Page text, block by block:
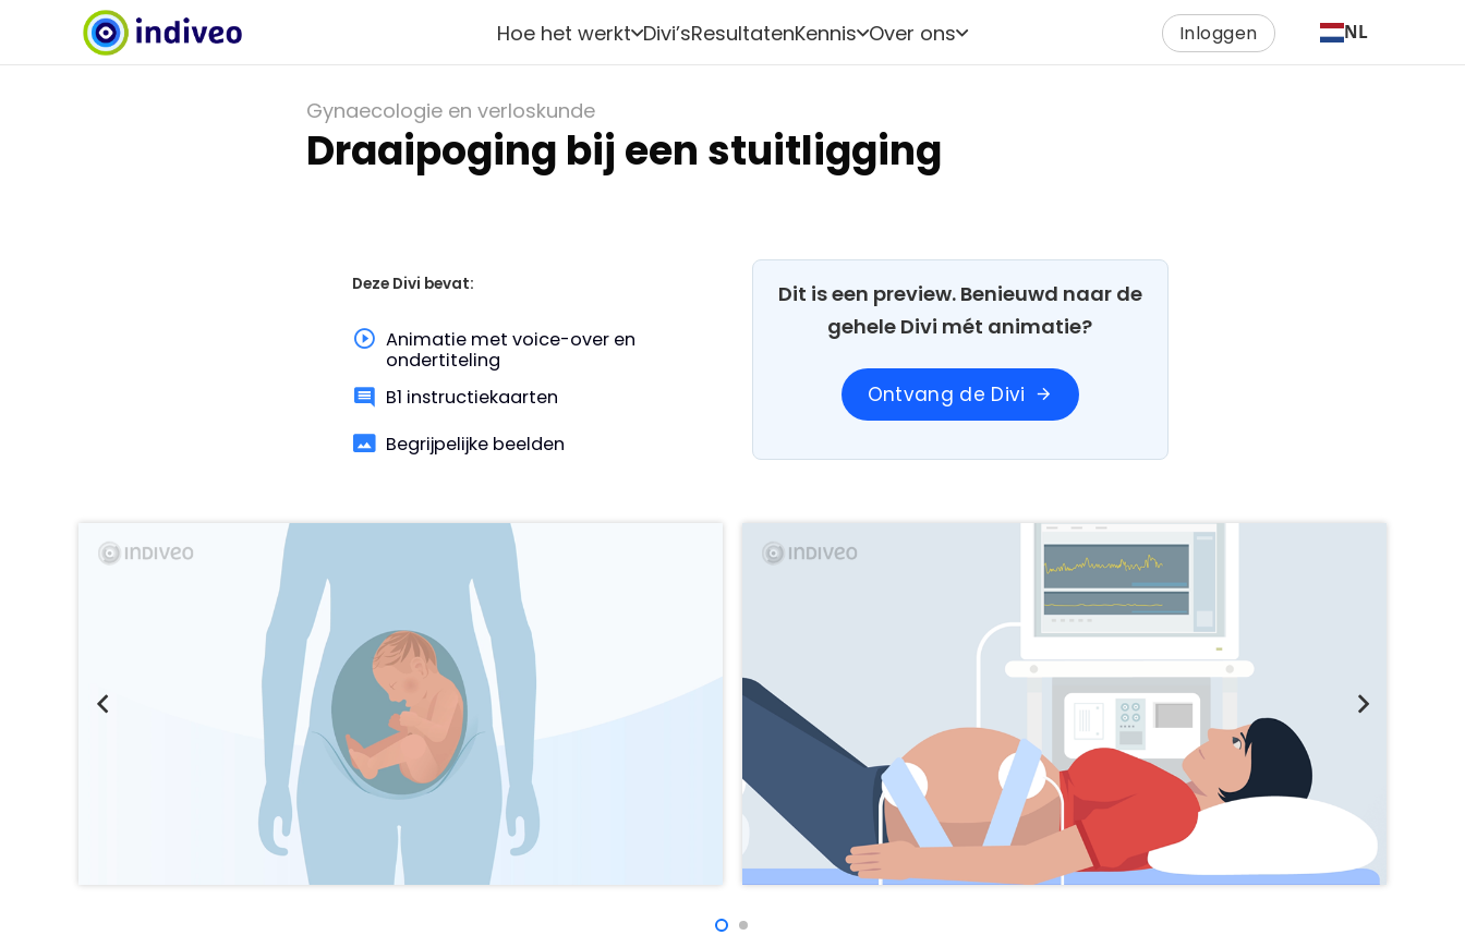
Hoe het werkt Divi’sResultatenKennis Over ons Inloggen NL
Gynaecologie en verloskunde
Draaipoging bij een stuitligging
Deze Divi bevat:
Animatie met voice-over en
ondertiteling
B1 instructiekaarten
Begrijpelijke beelden
Dit is een preview. Benieuwd naar de
gehele Divi mét animatie?
Ontvang de Divi arrow_forward